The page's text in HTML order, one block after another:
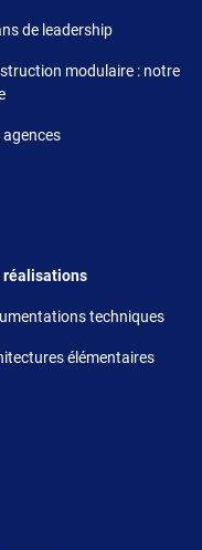
de leadership
modulaire : notre
agences
4
réalisations
techniques
élémentaires